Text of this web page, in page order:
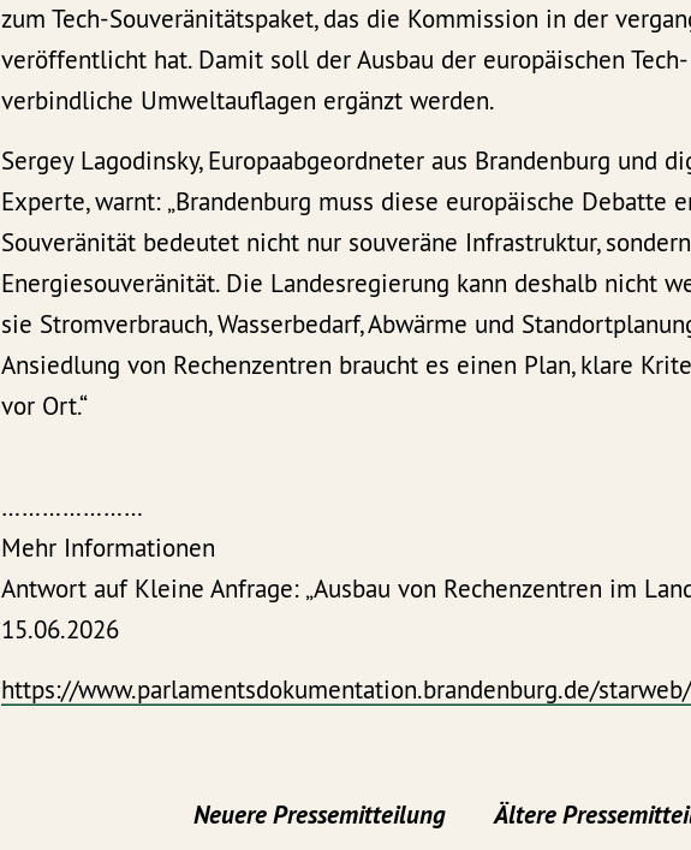
zum Tech-Souveränitätspaket, das die Kommission in der
veröffentlicht hat. Damit soll der Ausbau der europäischen
verbindliche Umweltauflagen ergänzt werden.
Sergey Lagodinsky, Europaabgeordneter aus Brandenburg und
Experte, warnt: „Brandenburg muss diese europäische Debatte
Souveränität bedeutet nicht nur souveräne Infrastruktur,
Energiesouveränität. Die Landesregierung kann deshalb nicht
sie Stromverbrauch, Wasserbedarf, Abwärme und
Ansiedlung von Rechenzentren braucht es einen Plan, klare
vor Ort.“
…………………
Mehr Informationen
Antwort auf Kleine Anfrage: „Ausbau von Rechenzentren im
15.06.2026
https://www.parlamentsdokumentation.brandenburg.de/
Neuere Pressemitteilung Ältere